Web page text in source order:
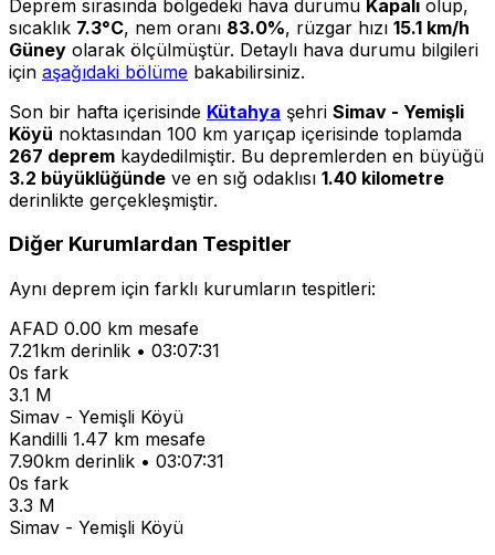
Deprem sırasında bölgedeki hava durumu Kapalı olup,
sıcaklık 7.3°C, nem oranı 83.0%, rüzgar hızı 15.1 km/h
Güney olarak ölçülmüştür. Detaylı hava durumu bilgileri
için aşağıdaki bölüme bakabilirsiniz.
Son bir hafta içerisinde Kütahya şehri Simav - Yemişli
Köyü noktasından 100 km yarıçap içerisinde toplamda
267 deprem kaydedilmiştir. Bu depremlerden en büyüğü
3.2 büyüklüğünde ve en sığ odaklısı 1.40 kilometre
derinlikte gerçekleşmiştir.
Diğer Kurumlardan Tespitler
Aynı deprem için farklı kurumların tespitleri:
AFAD 0.00 km mesafe
7.21km derinlik • 03:07:31
0s fark
3.1 M
Simav - Yemişli Köyü
Kandilli 1.47 km mesafe
7.90km derinlik • 03:07:31
0s fark
3.3 M
Simav - Yemişli Köyü